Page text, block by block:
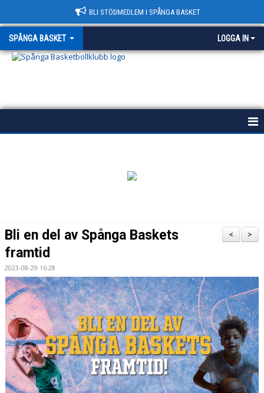
BLI STÖDMEDLEM I SPÅNGA BASKET
SPÅNGA BASKET LOGGA IN
KONTAKT & HALLAR
MEDLEMSAPP
STYRELSEN
DOKUMENT
NYHETER
VÅRA LAG/TRÄNARE
>
<
Bli en del av Spånga Baskets
framtid
2023-08-29 16:28